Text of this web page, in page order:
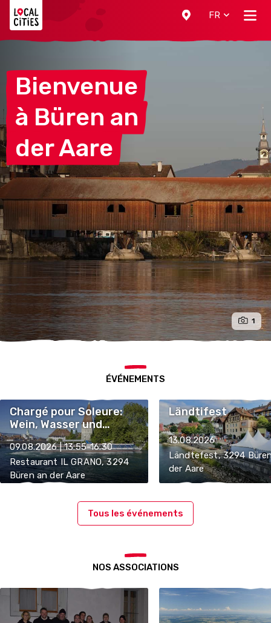
FR
Bienvenue
à Büren an
derAare
1
ÉVÉNEMENTS
Chargé pour Soleure:
Wein, Wasser und
Geschichte | Etappe 2
09.08.2026 | 13:55-16:30
Restaurant IL GRANO, 3294
Büren an der Aare
Ländtifest
13.08.2026
Ländtefest, 3294
der Aare
Tous les événements
NOS ASSOCIATIONS